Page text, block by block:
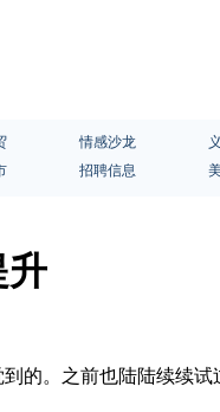
情感沙龙
招聘信息
升
的。之前也陆陆续续